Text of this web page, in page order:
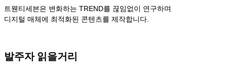
트웬티세븐은 변화하는 TREND를 끊임없이 연구하며
디지털 매체에 최적화된 콘텐츠를 제작합니다.
발주자 읽을거리